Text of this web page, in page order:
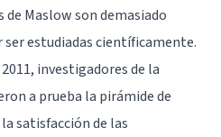
de Maslow son demasiado
estudiadas científicamente.
investigadores de la
a prueba la pirámide de
satisfacción de las